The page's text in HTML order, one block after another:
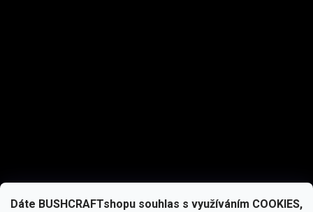
Dáte BUSHCRAFTshopu souhlas s využíváním COOKIES,